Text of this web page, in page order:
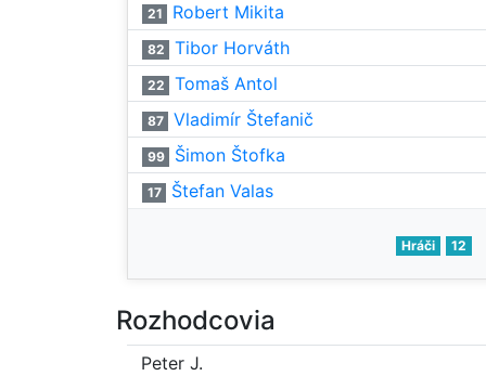
21 Robert Mikita
82 Tibor Horváth
22 Tomaš Antol
87 Vladimír Štefanič
99 Šimon Štofka
17 Štefan Valas
Hráči 12
Rozhodcovia
Peter J.